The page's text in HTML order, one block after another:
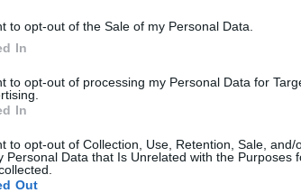
to opt-out of the Sale of my Personal Data.
In
to opt-out of processing my Personal Data for
In
to opt-out of Collection, Use, Retention, Sale, and/
Personal Data that Is Unrelated with the Purposes
Out